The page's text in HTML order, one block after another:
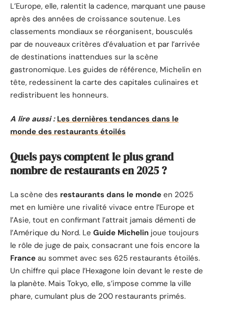
L’Europe, elle, ralentit la cadence, marquant une pause
après des années de croissance soutenue. Les
classements mondiaux se réorganisent, bousculés
par de nouveaux critères d’évaluation et par l’arrivée
de destinations inattendues sur la scène
gastronomique. Les guides de référence, Michelin en
tête, redessinent la carte des capitales culinaires et
redistribuent les honneurs.
A lire aussi : Les dernières tendances dans le
monde des restaurants étoilés
Quels pays comptent le plus grand
nombre de restaurants en 2025 ?
La scène des restaurants dans le monde en 2025
met en lumière une rivalité vivace entre l’Europe et
l’Asie, tout en confirmant l’attrait jamais démenti de
l’Amérique du Nord. Le Guide Michelin joue toujours
le rôle de juge de paix, consacrant une fois encore la
France au sommet avec ses 625 restaurants étoilés.
Un chiffre qui place l’Hexagone loin devant le reste de
la planète. Mais Tokyo, elle, s’impose comme la ville
phare, cumulant plus de 200 restaurants primés.